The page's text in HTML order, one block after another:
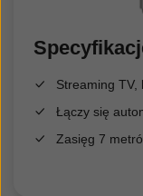
S
Streaming TV,
Łączy się
Zasięg 7